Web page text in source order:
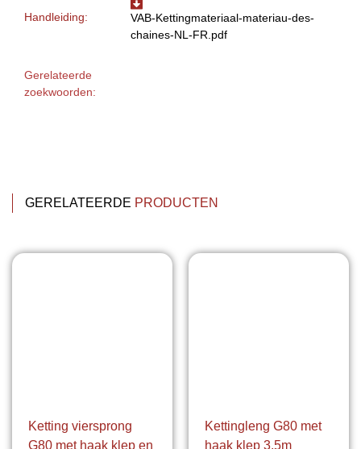
Handleiding:
VAB-Kettingmateriaal-materiau-des-
chaines-NL-FR.pdf
Gerelateerde
zoekwoorden:
GERELATEERDE PRODUCTEN
Ketting viersprong
G80 met haak klep en
Kettingleng G80 met
haak klep 3.5m